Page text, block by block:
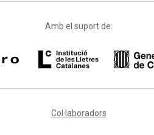
Amb el suport de:
Col·laboradors